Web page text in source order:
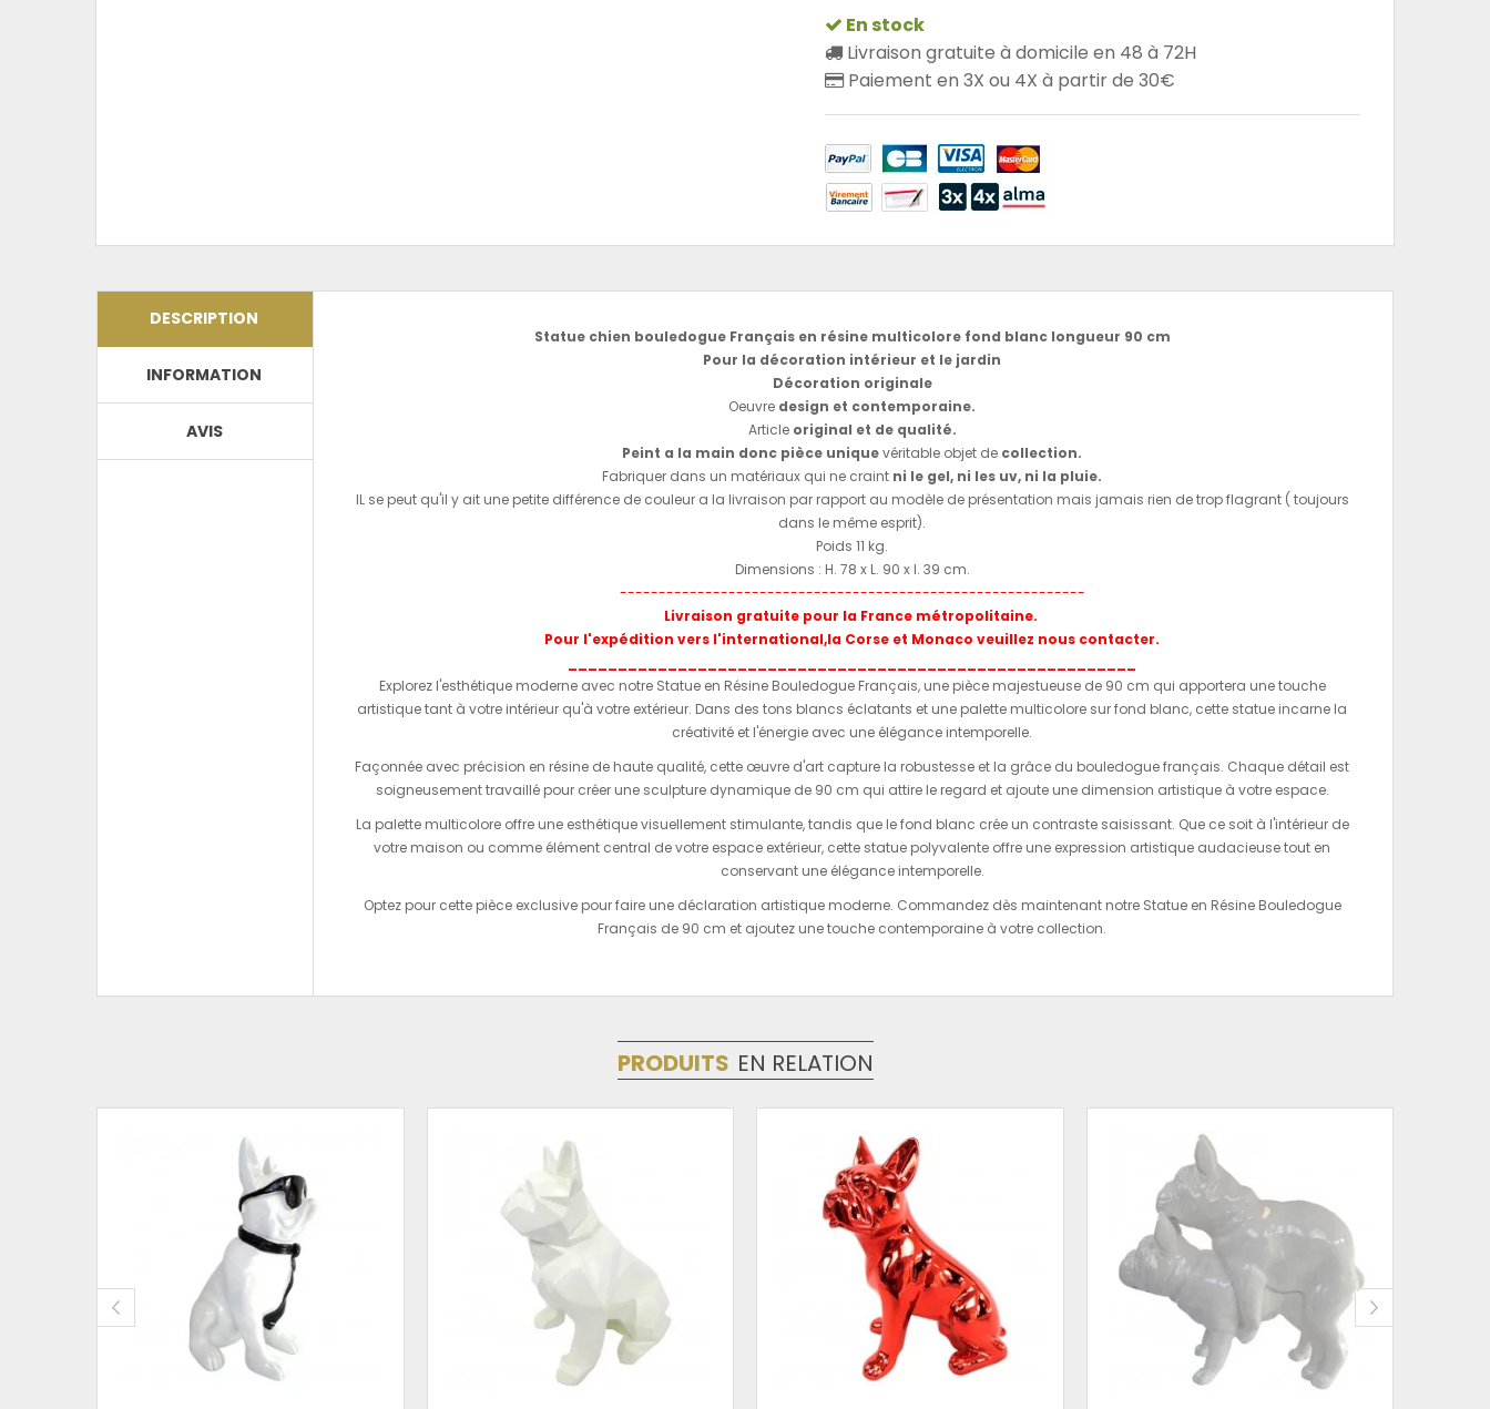
En stock
Livraison gratuite à domicile en 48 à 72H
Paiement en 3X ou 4X à partir de 30€
DESCRIPTION
INFORMATION
AVIS
Statue chien bouledogue Français en résine multicolore fond blanc longueur 90 cm
Pour la décoration intérieur et le jardin
Décoration originale
Oeuvre design et contemporaine.
Article original et de qualité.
Peint a la main donc pièce uniquevéritable objet de collection.
Fabriquer dans un matériaux qui ne craint ni le gel, ni les uv, ni la pluie.
IL se peut qu'il y ait une petite différence de couleur a la livraison par rapport au modèle de présentation mais jamais rien de trop flagrant ( toujours
dans le même esprit).
Poids 11 kg.
Dimensions : H. 78 x L. 90 x l. 39 cm.
------------------------------------------------------------
Livraison gratuite pour la France métropolitaine.
Pour l'expédition vers l'international,la Corse et Monaco veuillez nous contacter.
Explorez l'esthétique moderne avec notre Statue en Résine Bouledogue Français, une pièce majestueuse de 90 cm qui apportera une touche
artistique tant à votre intérieur qu'à votre extérieur. Dans des tons blancs éclatants et une palette multicolore sur fond blanc, cette statue incarne la
créativité et l'énergie avec une élégance intemporelle.
Façonnée avec précision en résine de haute qualité, cette œuvre d'art capture la robustesse et la grâce du bouledogue français. Chaque détail est
soigneusement travaillé pour créer une sculpture dynamique de 90 cm qui attire le regard et ajoute une dimension artistique à votre espace.
La palette multicolore offre une esthétique visuellement stimulante, tandis que le fond blanc crée un contraste saisissant. Que ce soit à l'intérieur de
votre maison ou comme élément central de votre espace extérieur, cette statue polyvalente offre une expression artistique audacieuse tout en
conservant une élégance intemporelle.
Optez pour cette pièce exclusive pour faire une déclaration artistique moderne. Commandez dès maintenant notre Statue en Résine Bouledogue
Français de 90 cm et ajoutez une touche contemporaine à votre collection.
PRODUITS EN RELATION